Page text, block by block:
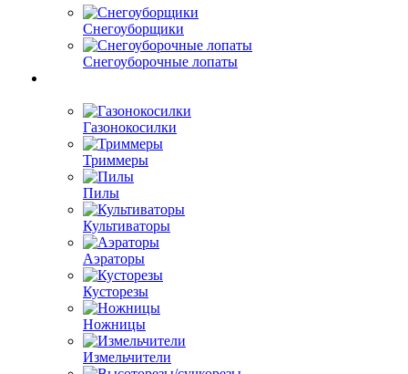
Снегоуборщики
Снегоуборочные лопаты
Газонокосилки
Триммеры
Пилы
Культиваторы
Аэраторы
Кусторезы
Ножницы
Измельчители